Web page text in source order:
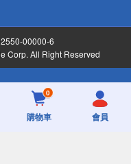
00000-6
Corp. All Right Reserved
0
購物車 會員